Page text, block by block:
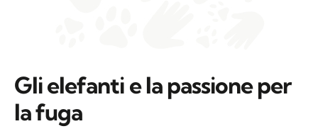
Gli elefanti e la passione per
la fuga